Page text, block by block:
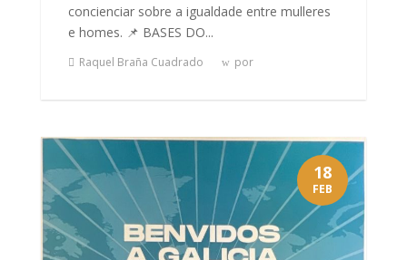
concienciar sobre a igualdade entre mulleres
e homes. 📌 BASES DO...
Raquel Braña Cuadrado por
18
FEB